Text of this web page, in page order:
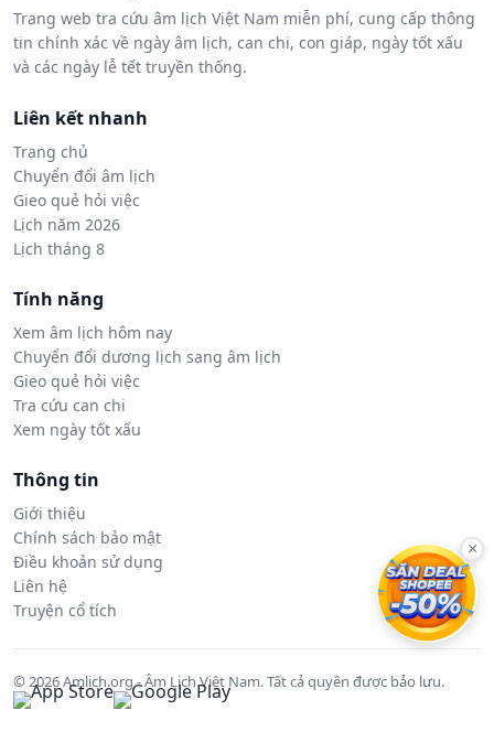
Trang web tra cứu âm lịch Việt Nam miễn phí, cung cấp thông
tin chính xác về ngày âm lịch, can chi, con giáp, ngày tốt xấu
và các ngày lễ tết truyền thống.
Liên kết nhanh
Trang chủ
Chuyển đổi âm lịch
Gieo quẻ hỏi việc
Lịch năm 2026
Lịch tháng 8
Tính năng
Xem âm lịch hôm nay
Chuyển đổi dương lịch sang âm lịch
Gieo quẻ hỏi việc
Tra cứu can chi
Xem ngày tốt xấu
Thông tin
Giới thiệu
Chính sách bảo mật
Điều khoản sử dụng
Liên hệ
Truyện cổ tích
© 2026 Amlich.org - Âm Lịch Việt Nam. Tất cả quyền được bảo lưu.
×